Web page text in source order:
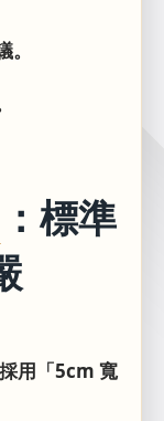
：標準
用「5cm 寬